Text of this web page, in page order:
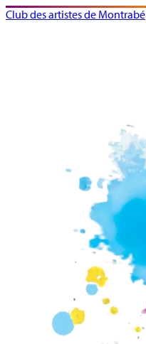
Club des artistes de Montrabé